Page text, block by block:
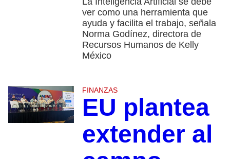
ver como una herramienta que
ayuda y facilita el trabajo, señala
Norma Godínez, directora de
Recursos Humanos de Kelly
México
FINANZAS
EU plantea
extender al